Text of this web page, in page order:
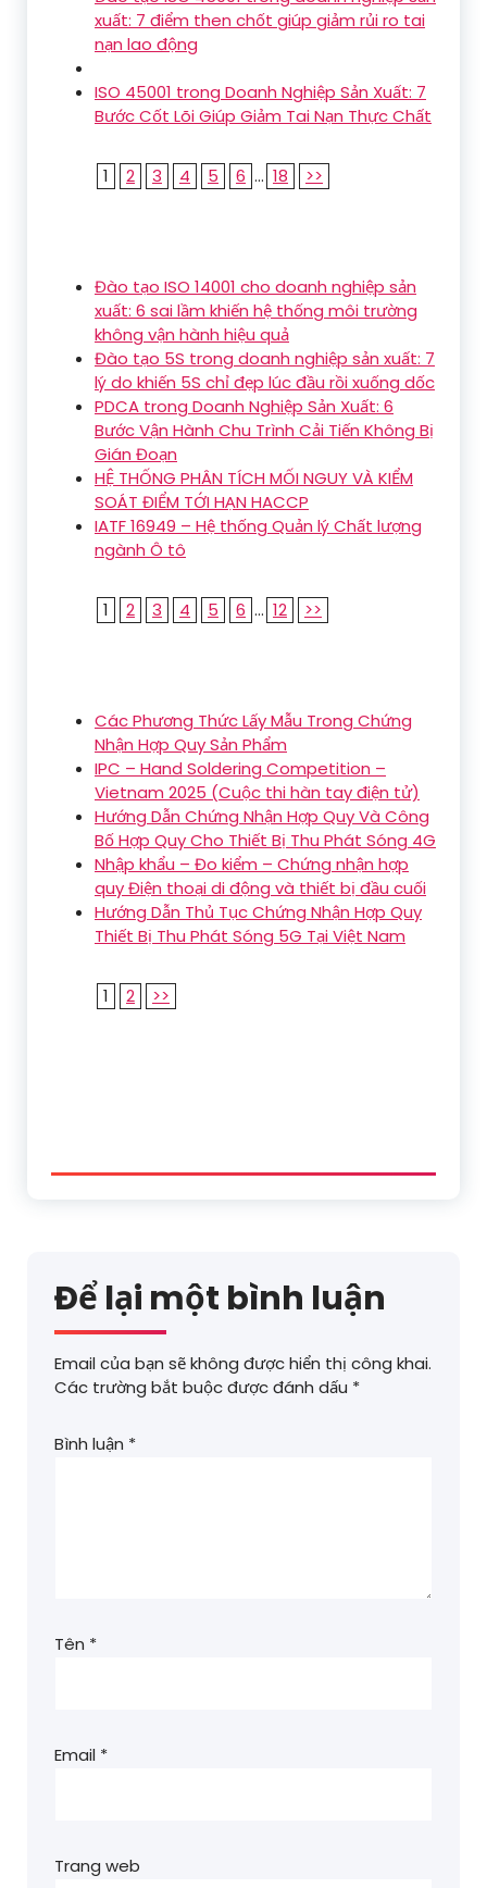
xuất: 7 điểm then chốt giúp giảm rủi ro tai
nạn lao động
ISO 45001 trong Doanh Nghiệp Sản Xuất: 7
Bước Cốt Lõi Giúp Giảm Tai Nạn Thực Chất
1 2 3 4 5 6 ... 18 >>
Đào tạo ISO 14001 cho doanh nghiệp sản
xuất: 6 sai lầm khiến hệ thống môi trường
không vận hành hiệu quả
Đào tạo 5S trong doanh nghiệp sản xuất: 7
lý do khiến 5S chỉ đẹp lúc đầu rồi xuống dốc
PDCA trong Doanh Nghiệp Sản Xuất: 6
Bước Vận Hành Chu Trình Cải Tiến Không Bị
Gián Đoạn
HỆ THỐNG PHÂN TÍCH MỐI NGUY VÀ KIỂM
SOÁT ĐIỂM TỚI HẠN HACCP
IATF 16949 – Hệ thống Quản lý Chất lượng
ngành Ô tô
1 2 3 4 5 6 ... 12 >>
Các Phương Thức Lấy Mẫu Trong Chứng
Nhận Hợp Quy Sản Phẩm
IPC – Hand Soldering Competition –
Vietnam 2025 (Cuộc thi hàn tay điện tử)
Hướng Dẫn Chứng Nhận Hợp Quy Và Công
Bố Hợp Quy Cho Thiết Bị Thu Phát Sóng 4G
Nhập khẩu – Đo kiểm – Chứng nhận hợp
quy Điện thoại di động và thiết bị đầu cuối
Hướng Dẫn Thủ Tục Chứng Nhận Hợp Quy
Thiết Bị Thu Phát Sóng 5G Tại Việt Nam
1 2 >>
Để lại một bình luận
Email của bạn sẽ không được hiển thị công khai.
Các trường bắt buộc được đánh dấu *
Bình luận *
Tên *
Email *
Trang web